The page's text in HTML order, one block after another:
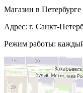
Магазин в Петербурге
Адрес: г. Санкт-
Режим работы: